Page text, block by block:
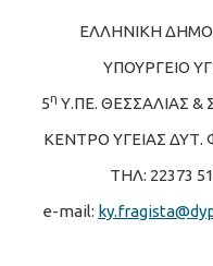
ΕΛΛΗΝΙΚΗ
ΥΠΟΥΡΓΕΙΟ
5η Υ.ΠΕ. ΘΕΣΣΑΛΙΑΣ &
ΚΕΝΤΡΟ ΥΓΕΙΑΣ ΔΥΤ.
ΤΗΛ: 22373
e-mail: